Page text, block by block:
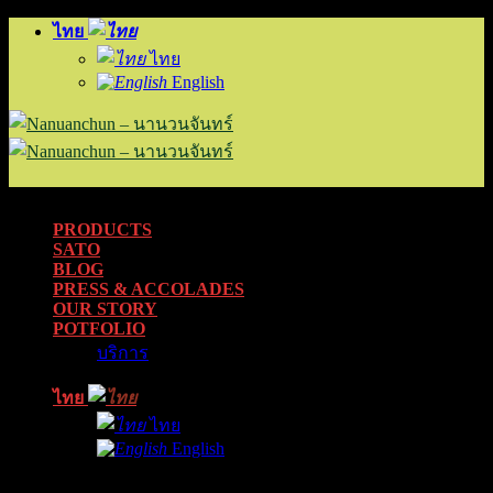
Skip
ไทย
ไทย
English
PRODUCTS
SATO
BLOG
PRESS & ACCOLADES
OUR STORY
POTFOLIO
บริการ
ไทย
ไทย
English